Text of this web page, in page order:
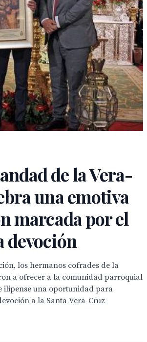
de la Vera-
una emotiva
marcada por el
devoción
los hermanos cofrades de la
a ofrecer a la comunidad parroquial
ilipense una oportunidad para
a la Santa Vera-Cruz